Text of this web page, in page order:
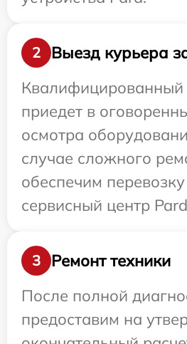
2
Выезд курьера
приедет в
осмотра
случае сложного
обеспечим
сервисный центр
3
Ремонт техники
После полной
предоставим на